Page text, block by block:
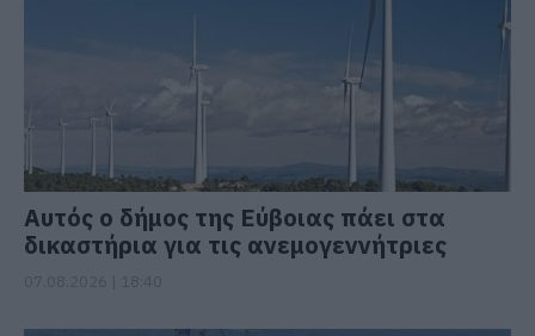
Αυτός ο δήμος της Εύβοιας πάει στα
δικαστήρια για τις ανεμογεννήτριες